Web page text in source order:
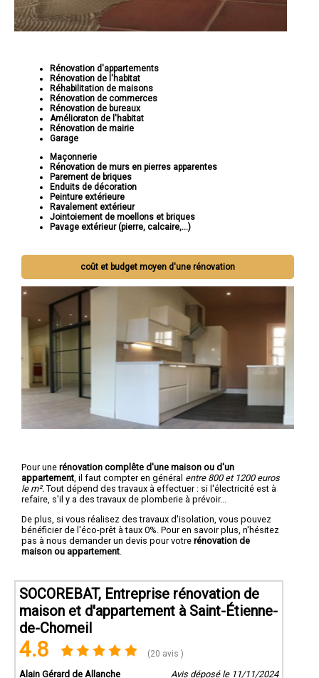
Rénovation d'appartements
Rénovation de l'habitat
Réhabilitation de maisons
Rénovation de commerces
Rénovation de bureaux
Amélioraton de l'habitat
Rénovation de mairie
Garage
Maçonnerie
Rénovation de murs en pierres apparentes
Parement de briques
Enduits de décoration
Peinture extérieure
Ravalement extérieur
Jointoiement de moellons et briques
Pavage extérieur (pierre, calcaire,...)
coût et budget moyen d'une rénovation
Pour une rénovation complête d'une maison ou d'un
appartement , il faut compter en général entre 800 et 1200 euros
le m². Tout dépend des travaux à effectuer : si l'électricité est à
refaire, s'il y a des travaux de plomberie à prévoir...
De plus, si vous réalisez des travaux d'isolation, vous pouvez
bénéficier de l'éco-prêt à taux 0%. Pour en savoir plus, n'hésitez
pas à nous demander un devis pour votre rénovation de
maison ou appartement
SOCOREBAT, Entreprise rénovation de
maison et d'appartement à Saint-Étienne-
de-Chomeil
4.8 (20 avis )
Alain Gérard de Allanche Avis déposé le 11/11/2024